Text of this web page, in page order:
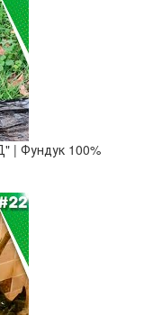
Фундук 100%